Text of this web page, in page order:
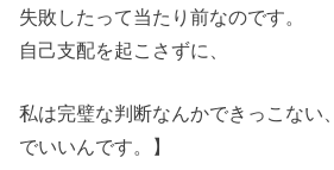
失敗したって当たり前なのです。
自己支配を起こさずに、
私は完璧な判断なんかできっこない、
でいいんです。】